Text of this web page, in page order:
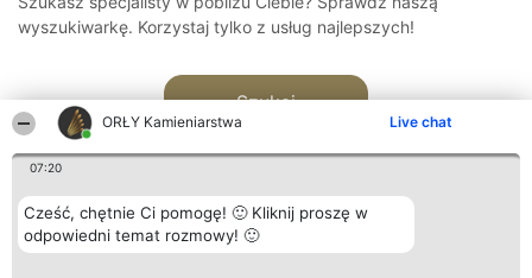
ORŁY Kamieniarstwa Live chat
07:20
Cześć, chętnie Ci pomogę! 🙂 Kliknij proszę w
odpowiedni temat rozmowy! 🙂
wyszukiwarkę. Korzystaj tylko z usług najlepszych!
Szukaj